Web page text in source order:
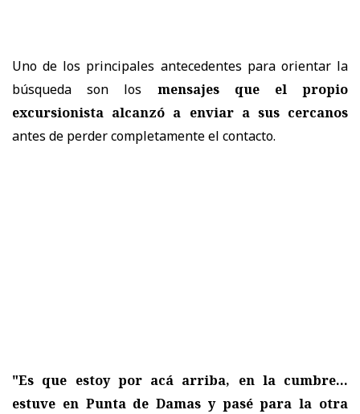
Uno de los principales antecedentes para orientar la
búsqueda son los mensajes que el propio
excursionista alcanzó a enviar a sus cercanos
antes de perder completamente el contacto.
"Es que estoy por acá arriba, en la cumbre...
estuve en Punta de Damas y pasé para la otra